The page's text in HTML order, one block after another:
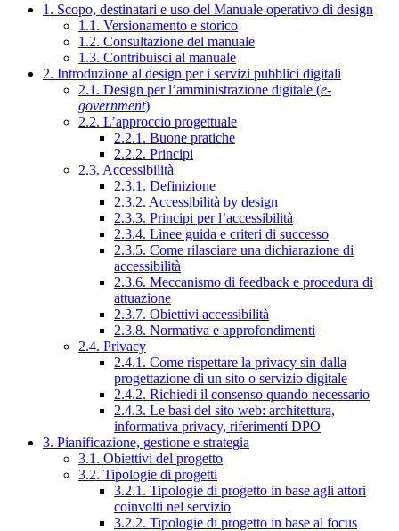
1. Scopo, destinatari e uso del Manuale operativo di design
1.1. Versionamento e storico
1.2. Consultazione del manuale
1.3. Contribuisci al manuale
2. Introduzione al design per i servizi pubblici digitali
2.1. Design per l’amministrazione digitale (e-
government)
2.2. L’approccio progettuale
2.2.1. Buone pratiche
2.2.2. Principi
2.3. Accessibilità
2.3.1. Definizione
2.3.2. Accessibilità by design
2.3.3. Principi per l’accessibilità
2.3.4. Linee guida e criteri di successo
2.3.5. Come rilasciare una dichiarazione di
accessibilità
2.3.6. Meccanismo di feedback e procedura di
attuazione
2.3.7. Obiettivi accessibilità
2.3.8. Normativa e approfondimenti
2.4. Privacy
2.4.1. Come rispettare la privacy sin dalla
progettazione di un sito o servizio digitale
2.4.2. Richiedi il consenso quando necessario
2.4.3. Le basi del sito web: architettura,
informativa privacy, riferimenti DPO
3. Pianificazione, gestione e strategia
3.1. Obiettivi del progetto
3.2. Tipologie di progetti
3.2.1. Tipologie di progetto in base agli attori
coinvolti nel servizio
3.2.2. Tipologie di progetto in base al focus